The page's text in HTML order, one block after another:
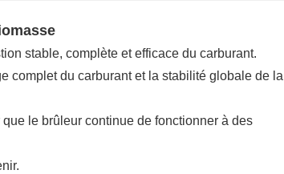
stable, complète et efficace du carburant.
complet du carburant et la stabilité globale de la
le brûleur continue de fonctionner à des